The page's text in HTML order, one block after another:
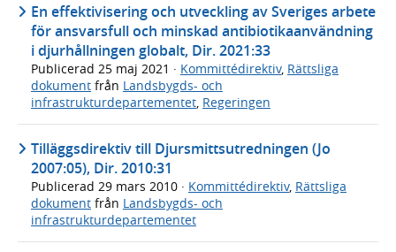
En effektivisering och utveckling av Sveriges arbete
för ansvarsfull och minskad antibiotikaanvändning
i djurhållningen globalt, Dir. 2021:33
Publicerad 25 maj 2021 · Kommittédirektiv, Rättsliga
dokument från Landsbygds- och
infrastrukturdepartementet, Regeringen
Tilläggsdirektiv till Djursmittsutredningen (Jo
2007:05), Dir. 2010:31
Publicerad 29 mars 2010 · Kommittédirektiv, Rättsliga
dokument från Landsbygds- och
infrastrukturdepartementet